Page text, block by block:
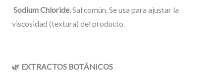
Sodium Chloride.Sal común. Se usa para ajustar la
viscosidad (textura) del producto.
🌿 EXTRACTOS BOTÁNICOS